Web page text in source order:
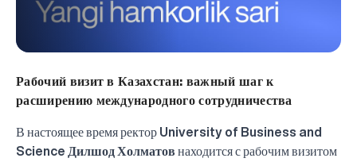
Рабочий визит в Казахстан: важный шаг к
расширению международного сотрудничества
В настоящее время ректор University of Business and
Science Дилшод Холматов находится с рабочим визитом